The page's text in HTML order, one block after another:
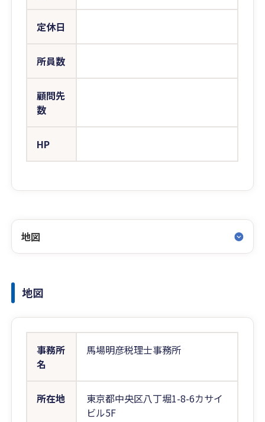
定休日
所員数
顧問先
数
HP
地図
地図
事務所
名
馬場明彦税理士事務所
所在地
東京都中央区八丁堀1-8-6カサイ
ビル5F